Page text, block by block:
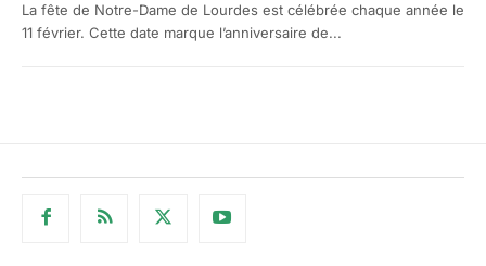
La fête de Notre-Dame de Lourdes est célébrée chaque année le
11 février. Cette date marque l’anniversaire de...